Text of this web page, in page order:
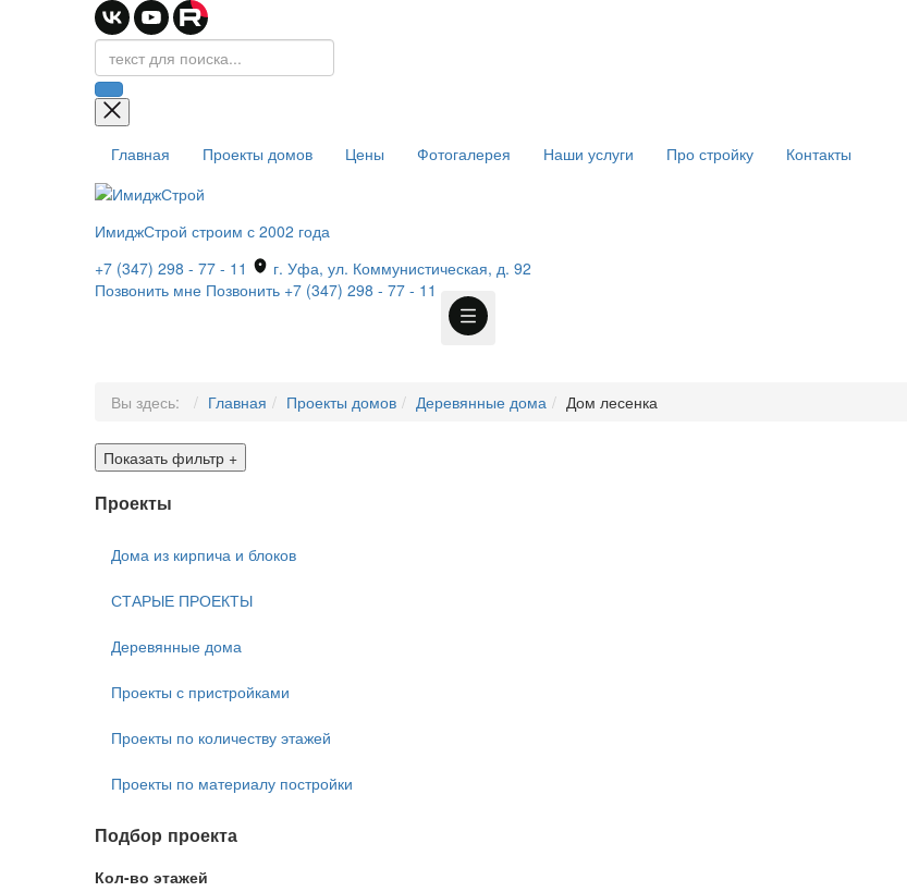
Главная Проекты домов Цены Фотогалерея Наши услуги Про стройку Контакты
ИмиджСтрой строим с 2002 года
+7 (347) 298 - 77 - 11
г. Уфа, ул. Коммунистическая, д. 92
Позвонить мне Позвонить +7 (347) 298 - 77 - 11
Вы здесь: Главная Проекты домов Деревянные дома Дом лесенка
Показать фильтр +
Проекты
Дома из кирпича и блоков
СТАРЫЕ ПРОЕКТЫ
Деревянные дома
Проекты с пристройками
Проекты по количеству этажей
Проекты по материалу постройки
Подбор проекта
Кол-во этажей